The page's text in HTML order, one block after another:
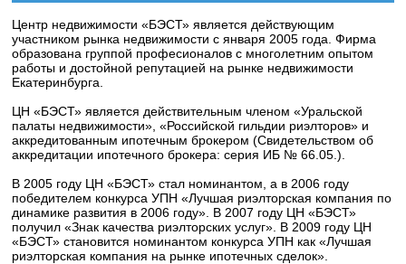
Центр недвижимости «БЭСТ» является действующим
участником рынка недвижимости с января 2005 года. Фирма
образована группой професионалов с многолетним опытом
работы и достойной репутацией на рынке недвижимости
Екатеринбурга.
ЦН «БЭСТ» является действительным членом «Уральской
палаты недвижимости», «Российской гильдии риэлторов» и
аккредитованным ипотечным брокером (Свидетельством об
аккредитации ипотечного брокера: серия ИБ № 66.05.).
В 2005 году ЦН «БЭСТ» стал номинантом, а в 2006 году
победителем конкурса УПН «Лучшая риэлторская компания по
динамике развития в 2006 году». В 2007 году ЦН «БЭСТ»
получил «Знак качества риэлторских услуг». В 2009 году ЦН
«БЭСТ» становится номинантом конкурса УПН как «Лучшая
риэлторская компания на рынке ипотечных сделок».